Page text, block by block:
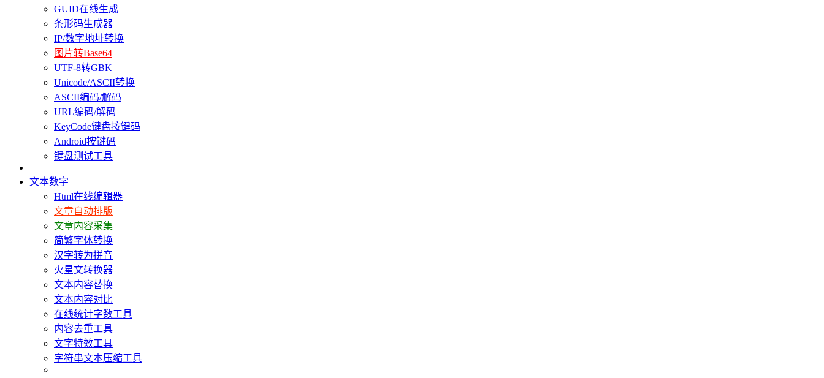
GUID在线生成
条形码生成器
IP/数字地址转换
图片转Base64
UTF-8转GBK
Unicode/ASCII转换
ASCII编码/解码
URL编码/解码
KeyCode键盘按键码
Android按键码
键盘测试工具
文本数字
Html在线编辑器
文章自动排版
文章内容采集
简繁字体转换
汉字转为拼音
火星文转换器
文本内容替换
文本内容对比
在线统计字数工具
内容去重工具
文字特效工具
字符串文本压缩工具